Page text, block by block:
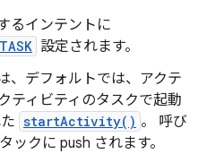
るインテントに
設定されます。
、デフォルトでは、アクテ
ティビティのタスクで起動
startActivity() 。 呼び
ックに push されます。